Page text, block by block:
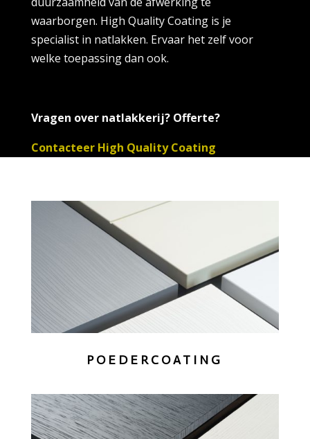
waarborgen. High Quality Coating is je
specialist in natlakken. Ervaar het zelf voor
welke toepassing dan ook.
Vragen over natlakkerij? Offerte?
Contacteer High Quality Coating
POEDERCOATING